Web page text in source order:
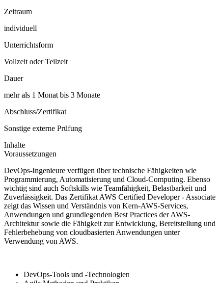
Zeitraum
individuell
Unterrichtsform
Vollzeit oder Teilzeit
Dauer
mehr als 1 Monat bis 3 Monate
Abschluss/Zertifikat
Sonstige externe Prüfung
Inhalte
Voraussetzungen
DevOps-Ingenieure verfügen über technische Fähigkeiten wie
Programmierung, Automatisierung und Cloud-Computing. Ebenso
wichtig sind auch Softskills wie Teamfähigkeit, Belastbarkeit und
Zuverlässigkeit. Das Zertifikat AWS Certified Developer - Associate
zeigt das Wissen und Verständnis von Kern-AWS-Services,
Anwendungen und grundlegenden Best Practices der AWS-
Architektur sowie die Fähigkeit zur Entwicklung, Bereitstellung und
Fehlerbehebung von cloudbasierten Anwendungen unter
Verwendung von AWS.
DevOps-Tools und -Technologien